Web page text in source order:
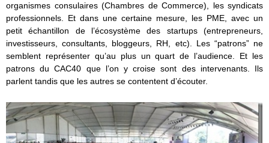
organismes consulaires (Chambres de Commerce), les syndicats
professionnels. Et dans une certaine mesure, les PME, avec un
petit échantillon de l’écosystème des startups (entrepreneurs,
investisseurs, consultants, bloggeurs, RH, etc). Les “patrons” ne
semblent représenter qu’au plus un quart de l’audience. Et les
patrons du CAC40 que l’on y croise sont des intervenants. Ils
parlent tandis que les autres se contentent d’écouter.